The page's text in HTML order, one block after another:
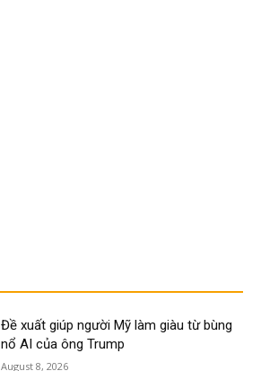
Đề xuất giúp người Mỹ làm giàu từ bùng
nổ AI của ông Trump
August 8, 2026